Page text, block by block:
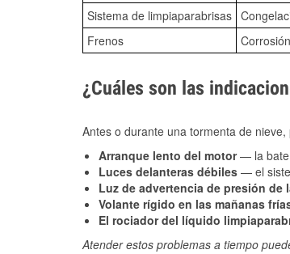
Sistema de limpiaparabrisas
Frenos
¿Cuáles son las
Antes o durante una tormenta de
Arranque lento del motor— la
Luces delanteras débiles — el
Luz de advertencia de presión de
Volante rígido en las mañanas
El rociador del líquido
Atender estos problemas a tiempo